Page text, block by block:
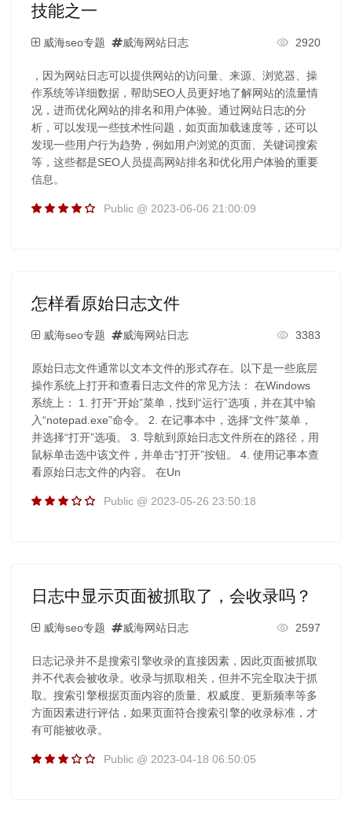
技能之一
威海seo专题 威海网站日志 2920
，因为网站日志可以提供网站的访问量、来源、浏览器、操
作系统等详细数据，帮助SEO人员更好地了解网站的流量情
况，进而优化网站的排名和用户体验。通过网站日志的分
析，可以发现一些技术性问题，如页面加载速度等，还可以
发现一些用户行为趋势，例如用户浏览的页面、关键词搜索
等，这些都是SEO人员提高网站排名和优化用户体验的重要
信息。
Public @ 2023-06-06 21:00:09
怎样看原始日志文件
威海seo专题 威海网站日志 3383
原始日志文件通常以文本文件的形式存在。以下是一些底层
操作系统上打开和查看日志文件的常见方法： 在Windows
系统上： 1. 打开“开始”菜单，找到“运行”选项，并在其中输
入“notepad.exe”命令。 2. 在记事本中，选择“文件”菜单，
并选择“打开”选项。 3. 导航到原始日志文件所在的路径，用
鼠标单击选中该文件，并单击“打开”按钮。 4. 使用记事本查
看原始日志文件的内容。 在Un
Public @ 2023-05-26 23:50:18
日志中显示页面被抓取了，会收录吗？
威海seo专题 威海网站日志 2597
日志记录并不是搜索引擎收录的直接因素，因此页面被抓取
并不代表会被收录。收录与抓取相关，但并不完全取决于抓
取。搜索引擎根据页面内容的质量、权威度、更新频率等多
方面因素进行评估，如果页面符合搜索引擎的收录标准，才
有可能被收录。
Public @ 2023-04-18 06:50:05